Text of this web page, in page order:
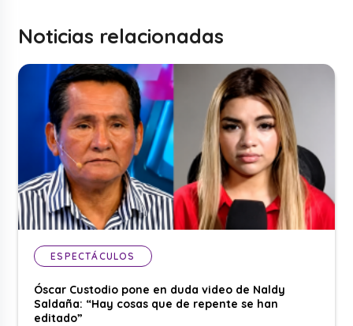
Noticias relacionadas
ESPECTÁCULOS
Óscar Custodio pone en duda video de Naldy
Saldaña: “Hay cosas que de repente se han
editado”